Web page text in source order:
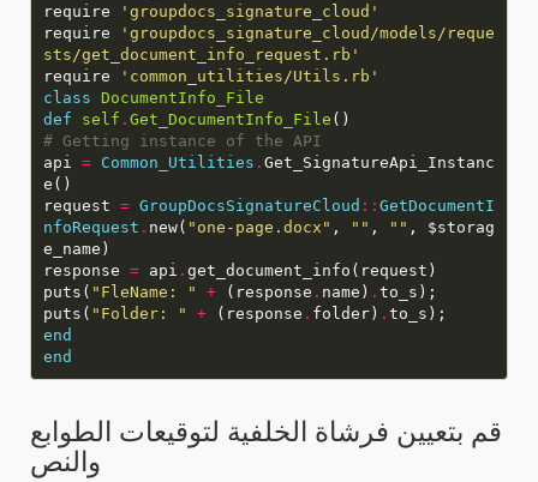
require
'groupdocs_signature_cloud'
require
'groupdocs_signature_cloud/models/reque
sts/get_document_info_request.rb'
require
'common_utilities/Utils.rb'
class DocumentInfo_File
def
self . Get_DocumentInfo_File
# Getting instance of the API
api = Common_Utilities . Get_SignatureApi_Instanc
request = GroupDocsSignatureCloud :: GetDocumentI
nfoRequest . new( "one-page.docx" , "" , "" , $storag
response =api .
puts( "FleName: " +(response . name) .
puts( "Folder: " +(response . folder) .
end
end
قم بتعيين فرشاة الخلفية لتوقيعات الطوابع
والنص